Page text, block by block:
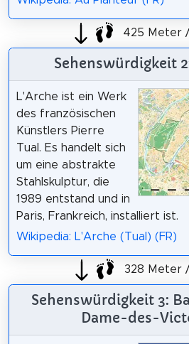
425 Meter
Sehenswürdigkeit
L'Arche ist ein Werk
des französischen
Künstlers Pierre
Tual. Es handelt sich
um eine abstrakte
Stahlskulptur, die
1989 entstand und in
Paris, Frankreich, installiert ist.
Wikipedia: L'Arche (Tual) (FR)
328 Meter
Sehenswürdigkeit 3:
Dame-des-